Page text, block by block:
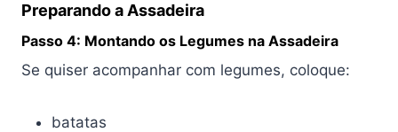
Preparando a Assadeira
Passo 4: Montando os Legumes na Assadeira
Se quiser acompanhar com legumes, coloque:
batatas